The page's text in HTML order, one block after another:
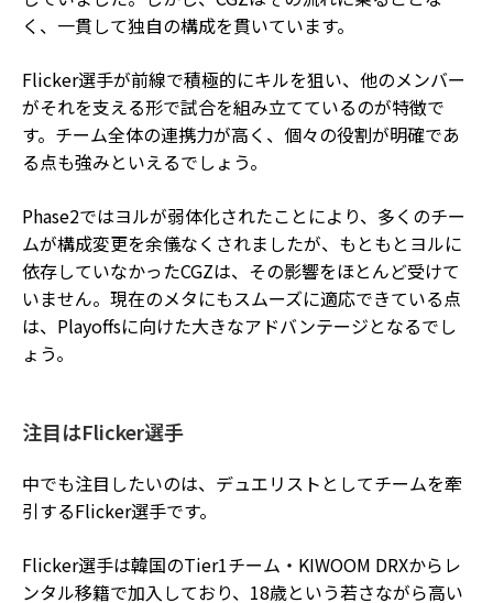
く、一貫して独自の構成を貫いています。
Flicker選手が前線で積極的にキルを狙い、他のメンバー
がそれを支える形で試合を組み立てているのが特徴で
す。チーム全体の連携力が高く、個々の役割が明確であ
る点も強みといえるでしょう。
Phase2ではヨルが弱体化されたことにより、多くのチー
ムが構成変更を余儀なくされましたが、もともとヨルに
依存していなかったCGZは、その影響をほとんど受けて
いません。現在のメタにもスムーズに適応できている点
は、Playoffsに向けた大きなアドバンテージとなるでし
ょう。
注目はFlicker選手
中でも注目したいのは、デュエリストとしてチームを牽
引するFlicker選手です。
Flicker選手は韓国のTier1チーム・KIWOOM DRXからレ
ンタル移籍で加入しており、18歳という若さながら高い